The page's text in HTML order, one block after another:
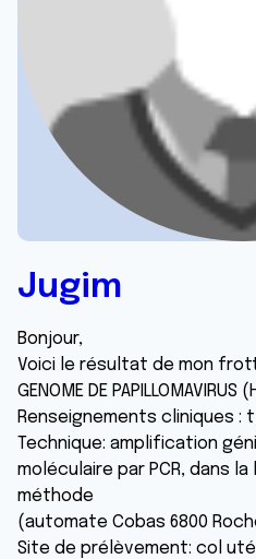
Jugim
Bonjour,
Voici le résultat de mon frottis
GENOME DE PAPILLOMAVIRUS
Renseignements cliniques :
Technique: amplification
moléculaire par PCR, dans
méthode
(automate Cobas 6800
Site de prélèvement: col